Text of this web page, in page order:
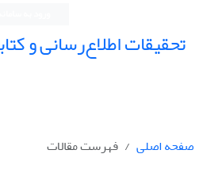
تحقیقات اطلاع‌رسانی و
صفحه اصلی
فهرست مقالات